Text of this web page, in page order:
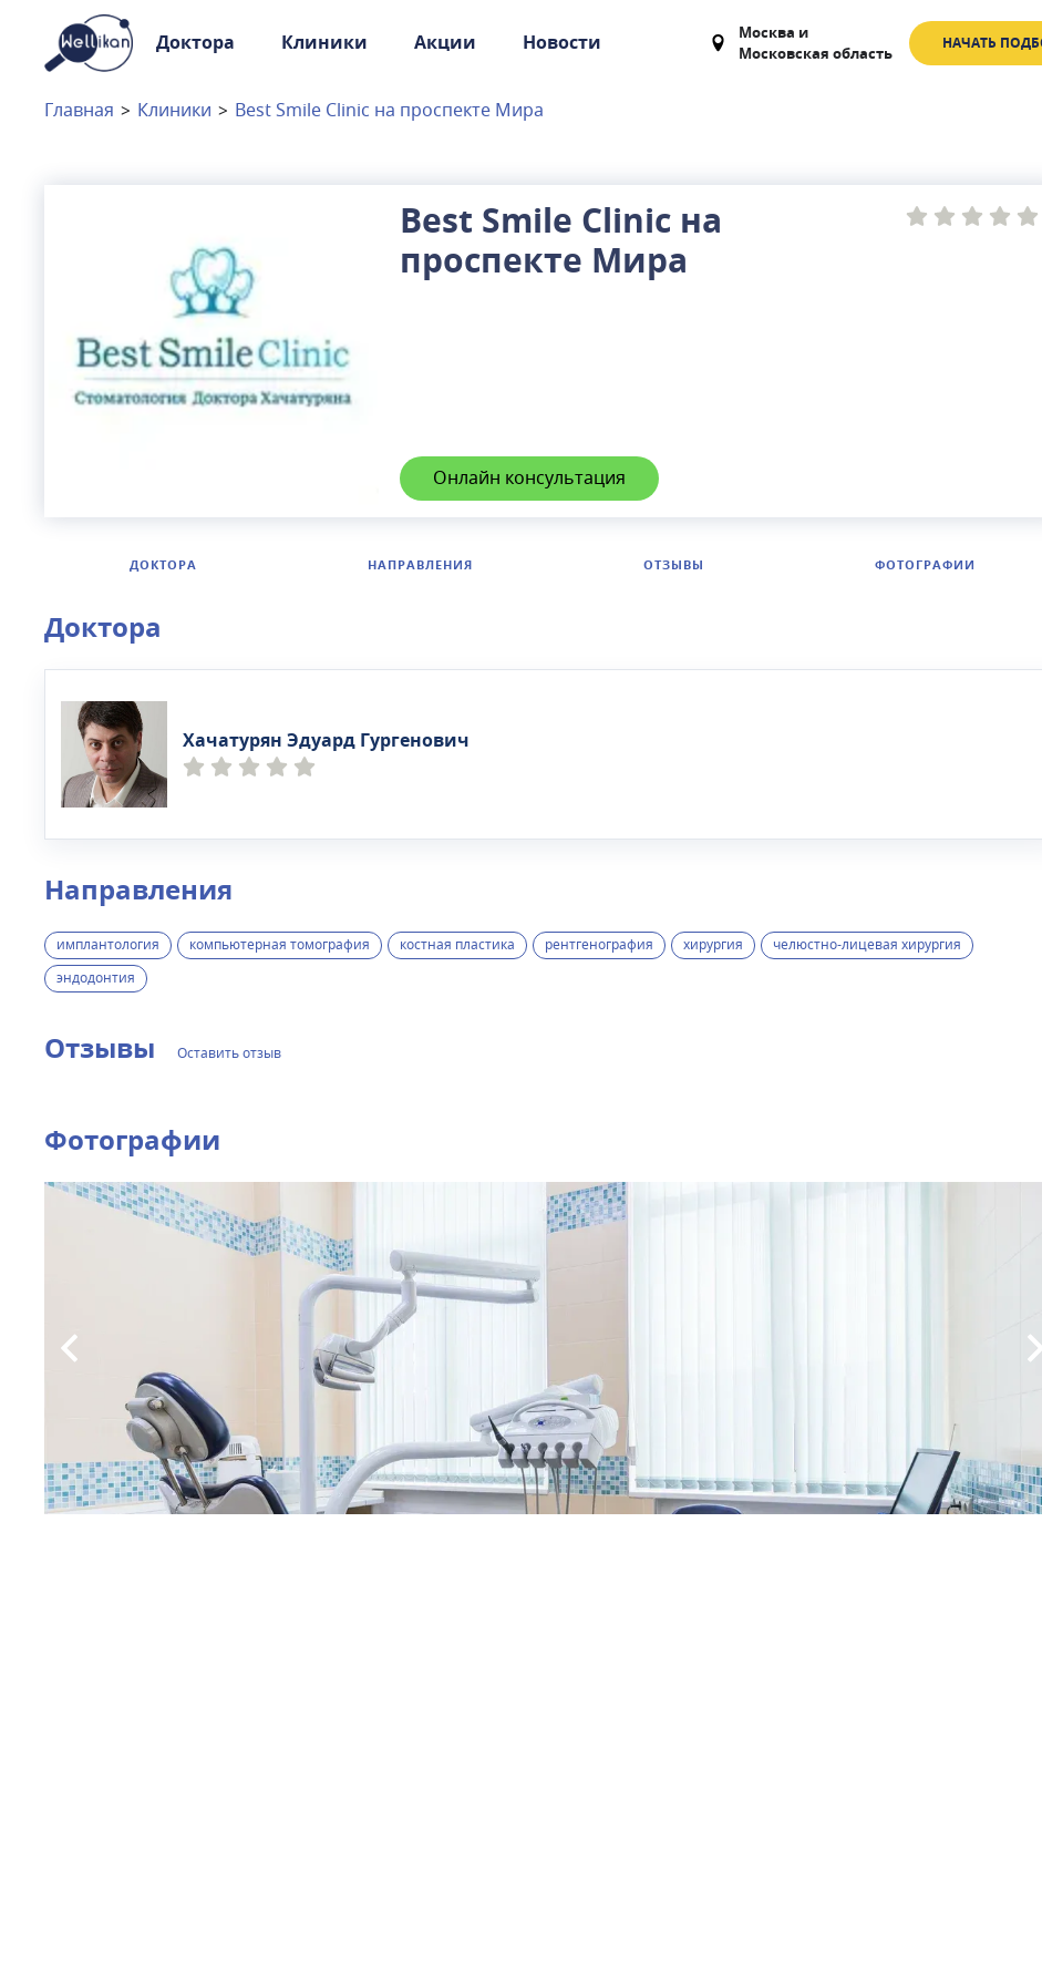
Доктора Клиники Акции Новости Москва и
Московская область
НАЧАТЬ
Доктора
Клиники
Московская область
Главная > Клиники > Best Smile Clinic на проспекте Мира
Best Smile Clinic на
проспекте Мира
Онлайн консультация
ДОКТОРА НАПРАВЛЕНИЯ ОТЗЫВЫ ФОТОГРАФИИ
Доктора
Хачатурян Эдуард Гургенович
Направления
имплантология компьютерная томография костная пластика рентгенография хирургия
челюстно-лицевая хирургия
эндодонтия
Отзывы Оставить отзыв
Фотографии